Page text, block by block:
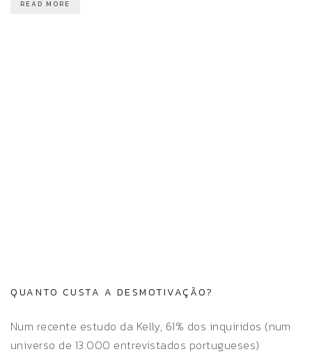
READ MORE
QUANTO CUSTA A DESMOTIVAÇÃO?
Num recente estudo da Kelly, 61% dos inquiridos (num
universo de 13.000 entrevistados portugueses)